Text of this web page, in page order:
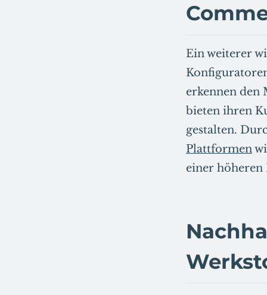
Ein weiterer
erkennen
bieten ihren
gestalten.
Plattformen
einer höheren